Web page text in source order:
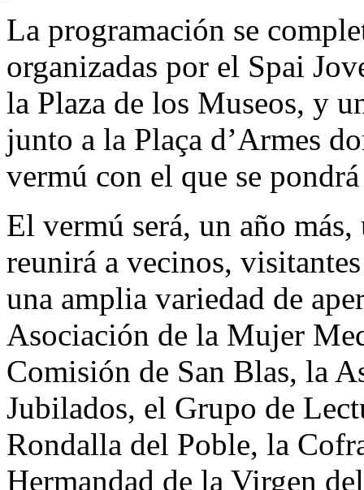
La programación se
organizadas por el Spai
la Plaza de los Museos, y
junto a la Plaça d’Armes
vermú con el que se
El vermú será, un año
reunirá a vecinos,
una amplia variedad de
Asociación de la Mujer
Comisión de San Blas, la
Jubilados, el Grupo de
Rondalla del Poble, la
Hermandad de la Virgen